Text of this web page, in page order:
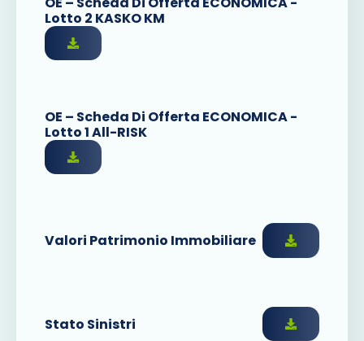
Lotto 2 KASKO KM
OE – Scheda Di Offerta ECONOMICA -
Lotto 1 All-RISK
Valori Patrimonio Immobiliare
Stato Sinistri